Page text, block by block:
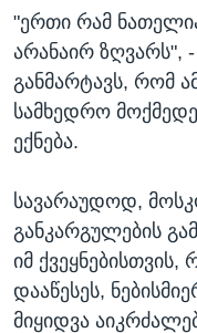
"ერთი რამ
არანაირ ზღვარს",
განმარტავს, რომ
სამხედრო
ექნება.
სავარაუდოდ,
განკარგულების
იმ
დააწესეს,
მიყიდვა